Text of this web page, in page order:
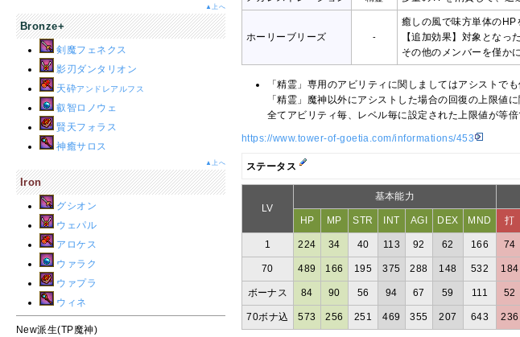
ホーリーブリーズ -
癒しの風で味方単体のHP
【追加効果】対象となっ
その他のメンバーを僅か
「精霊」専用のアビリティに関しましてはアシストでも
「精霊」魔神以外にアシストした場合の回復の上限値に
全てアビリティ毎、レベル毎に設定された上限値が等倍
https://www.tower-of-goetia.com/informations/453
ステータス
LV
基本能力
HP MP STR INT AGI DEX MND 打
1 224 34 40 113 92 62 166 74
70 489 166 195 375 288 148 532 184
ボーナス 84 90 56 94 67 59 111 52
70ボナ込 573 256 251 469 355 207 643 236
▲上へ
Bronze+
剣魔フェネクス
影刃ダンタリオン
天砕アンドレアルフス
叡智ロノウェ
賢天フォラス
神癒サロス
▲上へ
Iron
グシオン
ウェパル
アロケス
ウァラク
ウァプラ
ウィネ
New派生(TP魔神)